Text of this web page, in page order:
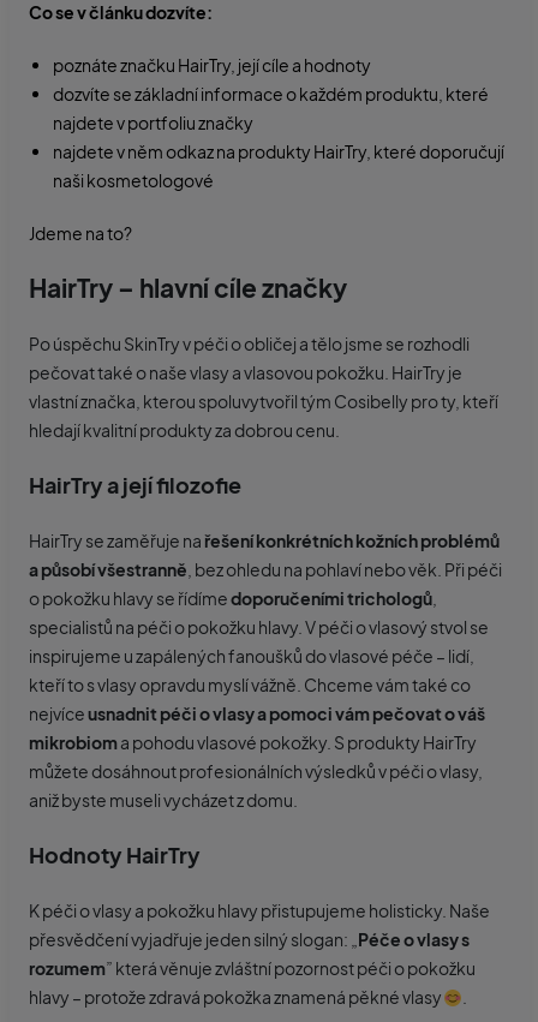
Co se v článku dozvíte:
poznáte značku HairTry, její cíle a hodnoty
dozvíte se základní informace o každém produktu, které
najdete v portfoliu značky
najdete v něm odkaz na produkty HairTry, které doporučují
naši kosmetologové
Jdeme na to?
HairTry – hlavní cíle značky
Po úspěchu SkinTry v péči o obličej a tělo jsme se rozhodli
pečovat také o naše vlasy a vlasovou pokožku. HairTry je
vlastní značka, kterou spoluvytvořil tým Cosibelly pro ty, kteří
hledají kvalitní produkty za dobrou cenu.
HairTry a její filozofie
HairTry se zaměřuje nařešení konkrétních kožních problémů
a působí všestranně , bez ohledu na pohlaví nebo věk. Při péči
o pokožku hlavy se řídímedoporučeními trichologů,
specialistů na péči o pokožku hlavy. V péči o vlasový stvol se
inspirujeme u zapálených fanoušků do vlasové péče – lidí,
kteří to s vlasy opravdu myslí vážně. Chceme vám také co
nejvíceusnadnit péči o vlasya pomoci vámpečovat o váš
mikrobioma pohodu vlasové pokožky. S produkty HairTry
můžete dosáhnout profesionálních výsledků v péči o vlasy,
aniž byste museli vycházet z domu.
Hodnoty HairTry
K péči o vlasy a pokožku hlavy přistupujeme holisticky. Naše
přesvědčení vyjadřuje jeden silný slogan: „ Péče o vlasy s
rozumem” která věnuje zvláštní pozornost péči o pokožku
hlavy – protože zdravá pokožka znamená pěkné vlasy